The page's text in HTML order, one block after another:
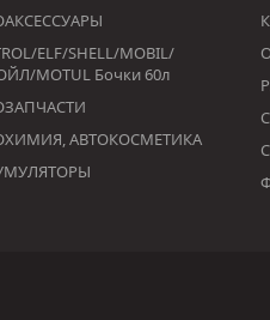
ELF/SHELL/MOBIL/
MOTUL Бочки 60л
АВТОКОСМЕТИКА